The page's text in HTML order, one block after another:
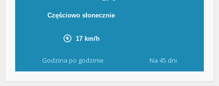
Godzina po godzinie Na 45 dni